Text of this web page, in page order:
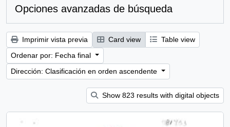
Opciones avanzadas de búsqueda
Imprimir vista previa Card view
Table view
Ordenar por: Fecha final
Dirección: Clasificación en orden ascendente
Show 823 results with digital objects